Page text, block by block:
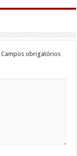
Campos obrigatórios